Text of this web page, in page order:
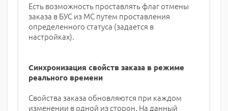
Есть возможность проставлять флаг отмены
заказа в БУС из МС путем проставления
определенного статуса (задается в
настройках).
Синхронизация свойств заказа в режиме
реального времени
Свойства заказа обновляются при каждом
изменении в одной из сторон. На данный